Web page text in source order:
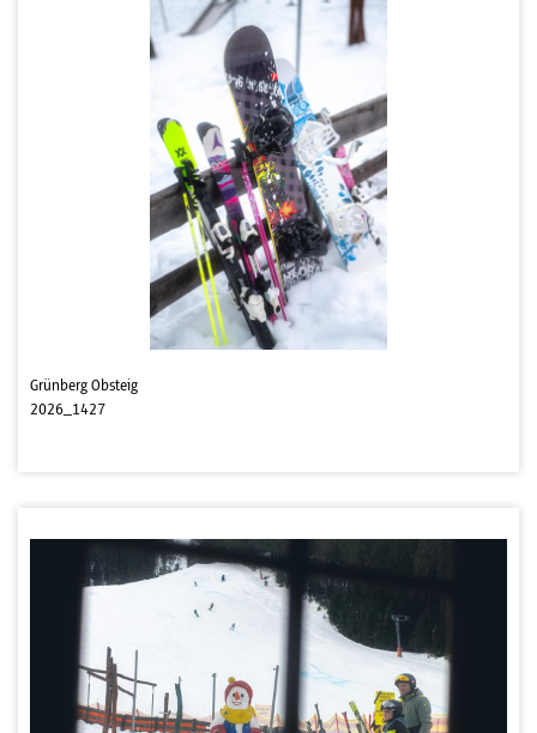
Grünberg Obsteig
2026_1427